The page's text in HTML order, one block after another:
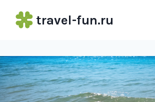
travel-fun.ru